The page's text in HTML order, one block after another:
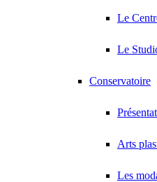
Le
Le
Conservatoire
Arts
Les